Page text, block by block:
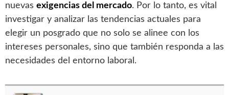
nuevas exigencias del mercado. Por lo tanto, es vital
investigar y analizar las tendencias actuales para
elegir un posgrado que no solo se alinee con los
intereses personales, sino que también responda a las
necesidades del entorno laboral.